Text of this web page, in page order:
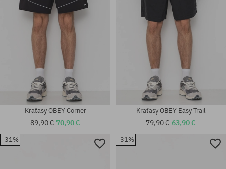
Kraťasy OBEY Corner
89,90 € 70,90 €
Kraťasy OBEY Easy Trail
79,90 €63,90 €
-31% -31%